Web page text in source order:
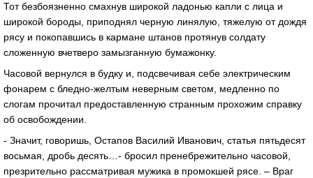
Тот безбоязненно смахнув широкой ладонью капли с лица и
широкой бороды, приподнял черную линялую, тяжелую от дождя
рясу и покопавшись в кармане штанов протянув солдату
сложенную вчетверо замызганную бумажонку.
Часовой вернулся в будку и, подсвечивая себе электрическим
фонарем с бледно-желтым неверным светом, медленно по
слогам прочитал предоставленную странным прохожим справку
об освобождении.
- Значит, говоришь, Остапов Василий Иванович, статья пятьдесят
восьмая, дробь десять…- бросил пренебрежительно часовой,
презрительно рассматривая мужика в промокшей рясе. – Враг